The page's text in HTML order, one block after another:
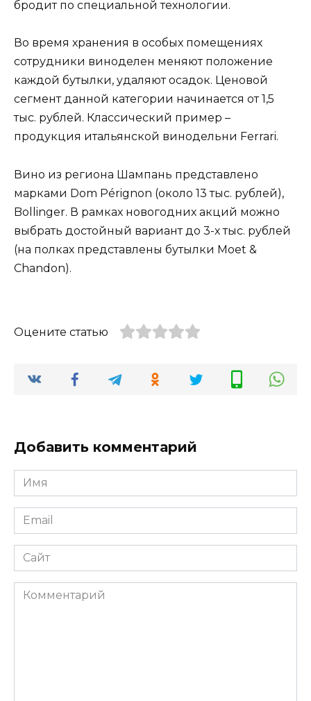
бродит по специальной технологии.
Во время хранения в особых помещениях
сотрудники виноделен меняют положение
каждой бутылки, удаляют осадок. Ценовой
сегмент данной категории начинается от 1,5
тыс. рублей. Классический пример –
продукция итальянской винодельни Ferrari.
Вино из региона Шампань представлено
марками Dom Pérignon (около 13 тыс. рублей),
Bollinger. В рамках новогодних акций можно
выбрать достойный вариант до 3-х тыс. рублей
(на полках представлены бутылки Moet &
Chandon).
Оцените статью
Добавить комментарий
Имя
*
Email
*
Сайт
Комментарий